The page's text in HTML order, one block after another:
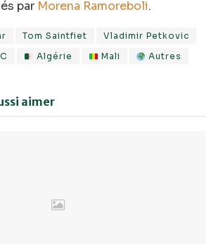
par Morena Ramoreboli.
Tom Saintfiet
Vladimir Petkovic
Algérie Mali Autres
aimer